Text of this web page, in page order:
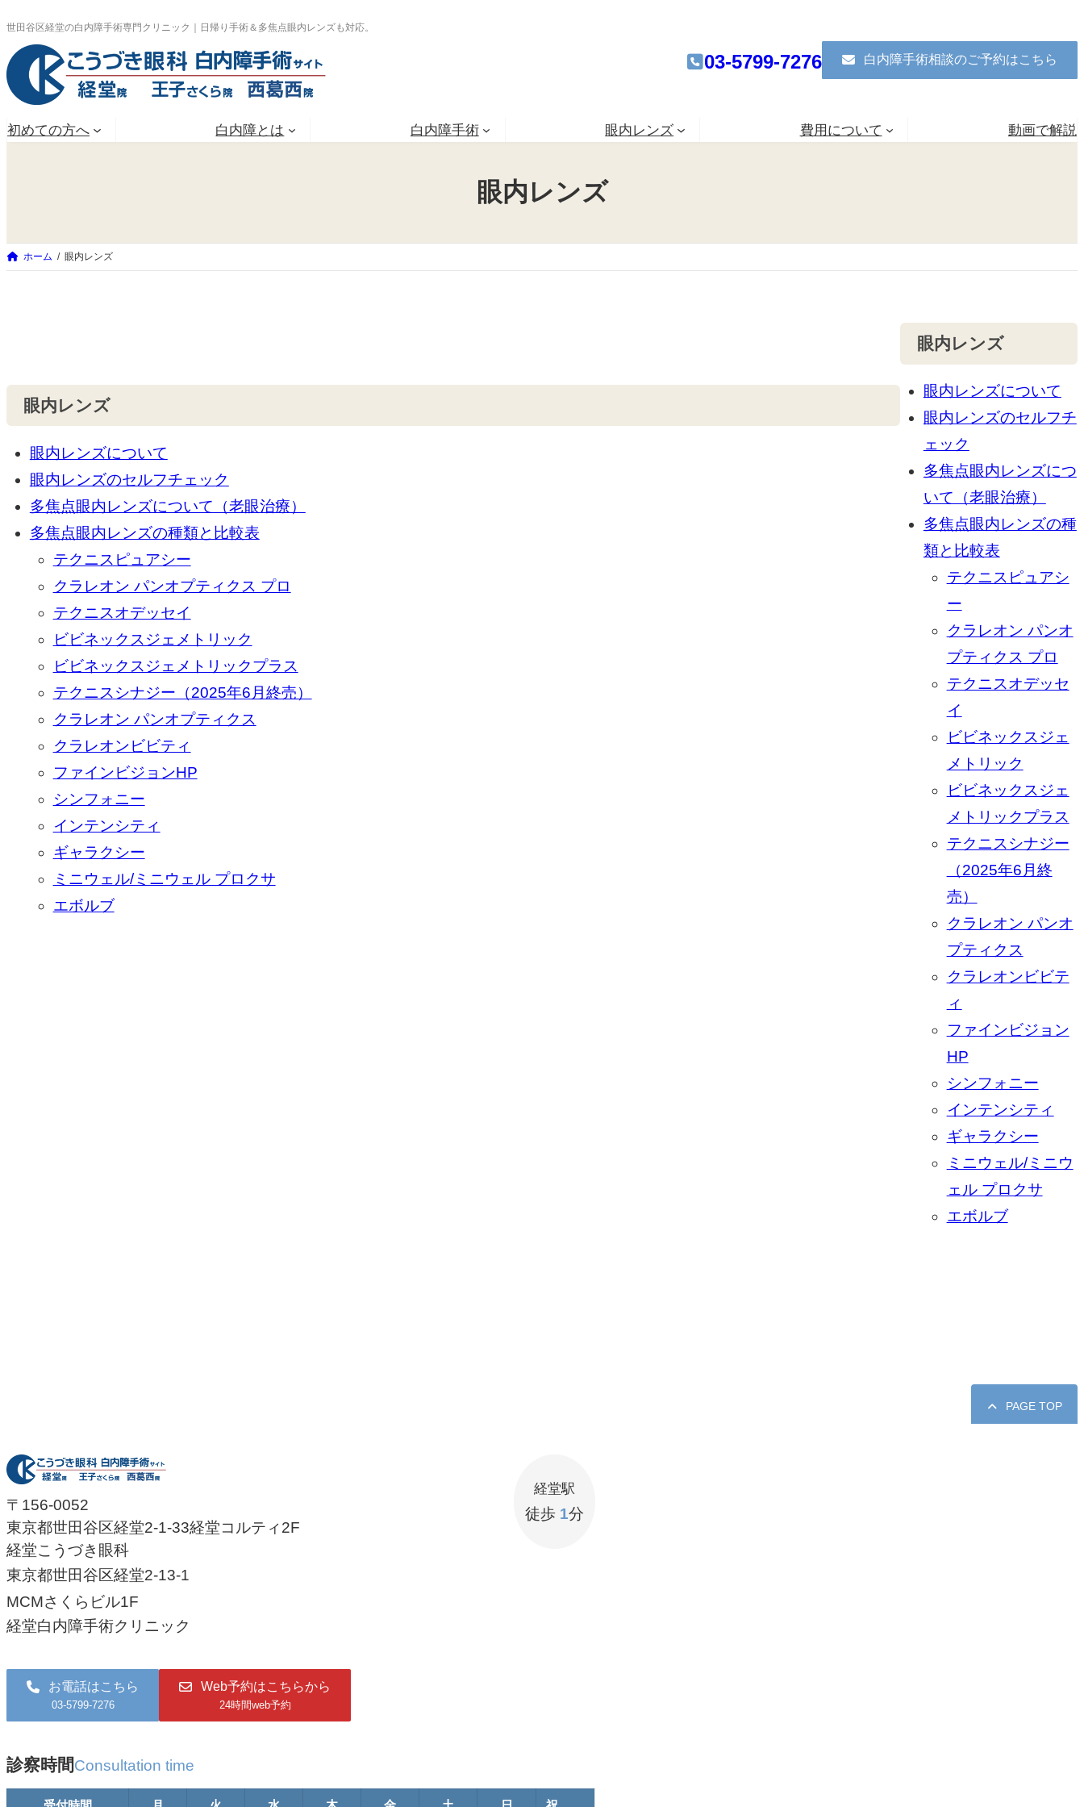
内
容
を
ス
キ
世田谷区経堂の白内障手術専門クリニック｜日帰り手術＆多焦点眼内レンズも対応。
03-5799-7276 白内障手術相談のご予約はこちら
初めての方へ 白内障とは 白内障手術 眼内レンズ 費用について 動画で解説
眼内レンズ
ホーム 眼内レンズ
眼内レンズ
眼内レンズについて
眼内レンズのセルフチェック
多焦点眼内レンズについて（老眼治療）
多焦点眼内レンズの種類と比較表
テクニスピュアシー
クラレオン パンオプティクス プロ
テクニスオデッセイ
ビビネックスジェメトリック
ビビネックスジェメトリックプラス
テクニスシナジー（2025年6月終売）
クラレオン パンオプティクス
クラレオンビビティ
ファインビジョンHP
シンフォニー
インテンシティ
ギャラクシー
ミニウェル/ミニウェル プロクサ
エボルブ
眼内レンズ
眼内レンズについて
眼内レンズのセルフチ
ェック
多焦点眼内レンズにつ
いて（老眼治療）
多焦点眼内レンズの種
類と比較表
テクニスピュアシ
ー
クラレオン パンオ
プティクス プロ
テクニスオデッセ
イ
ビビネックスジェ
メトリック
ビビネックスジェ
メトリックプラス
テクニスシナジー
（2025年6月終
売）
クラレオン パンオ
プティクス
クラレオンビビテ
ィ
ファインビジョン
HP
シンフォニー
インテンシティ
ギャラクシー
ミニウェル/ミニウ
ェル プロクサ
エボルブ
PAGE TOP
〒156-0052
東京都世田谷区経堂2-1-33経堂コルティ2F
経堂こうづき眼科
東京都世田谷区経堂2-13-1
MCMさくらビル1F
経堂白内障手術クリニック
経堂駅
徒歩 1分
お電話はこちら
03-5799-7276
Web予約はこちらから
24時間web予約
診察時間Consultation time